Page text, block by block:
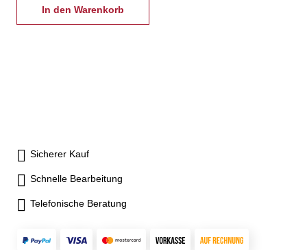
um 360° drehbar und 90°
wendbar- Schraubstock und
In den Warenkorb
Sicherer Kauf
Schnelle Bearbeitung
Telefonische Beratung